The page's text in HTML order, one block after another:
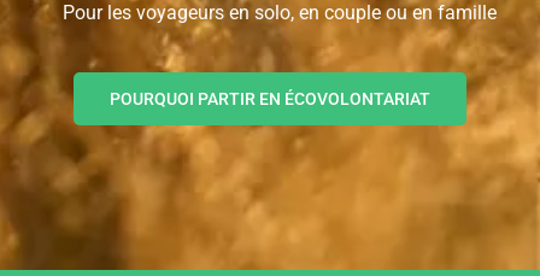
Pour les voyageurs en solo, en couple ou en famille
POURQUOI PARTIR EN ÉCOVOLONTARIAT